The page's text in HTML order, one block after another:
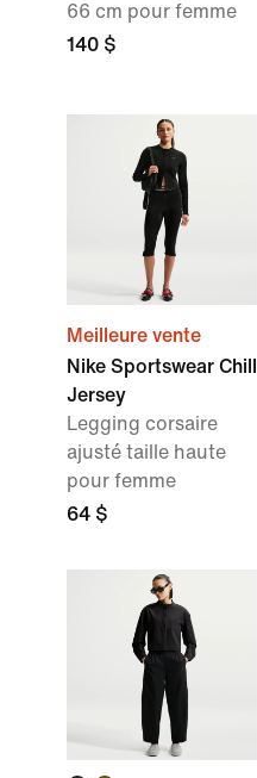
66 cm pour femme
140 $
Meilleure vente
Nike Sportswear Chill
Jersey
Legging corsaire
ajusté taille haute
pour femme
64 $